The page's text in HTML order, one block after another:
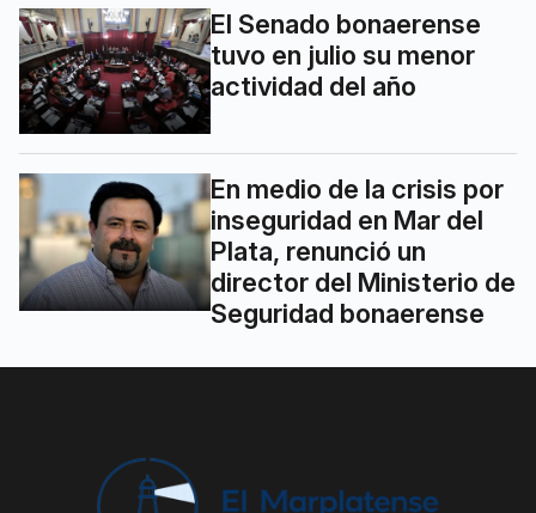
El Senado bonaerense
tuvo en julio su menor
actividad del año
En medio de la crisis por
inseguridad en Mar del
Plata, renunció un
director del Ministerio de
Seguridad bonaerense